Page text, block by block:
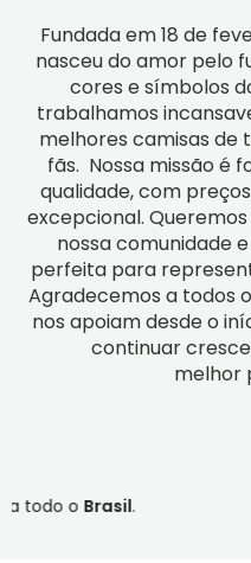
Fundada em 18 de
nasceu do amor pelo
cores e símbolos
trabalhamos
melhores camisas de
fãs.  Nossa missão é
qualidade, com
excepcional.
nossa comunidade
perfeita para
Agradecemos a todos
nos apoiam desde o
continuar
melhor
Seus dados